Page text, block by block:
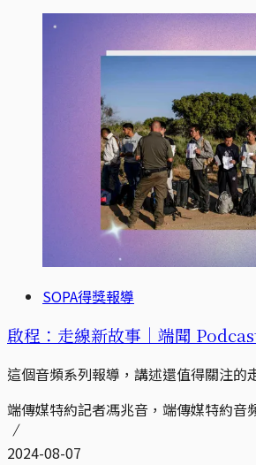
SOPA得獎報導
啟程：走線新故事｜端聞
這個音頻系列報導，講述還值得關注的
端傳媒特約記者馮兆音，端傳媒特約音
2024-08-07